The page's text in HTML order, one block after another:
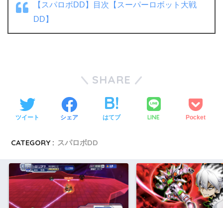
【スパロボDD】目次【スーパーロボット大戦
DD】
SHARE
ツイート シェア はてブ LINE Pocket
CATEGORY : スパロボDD